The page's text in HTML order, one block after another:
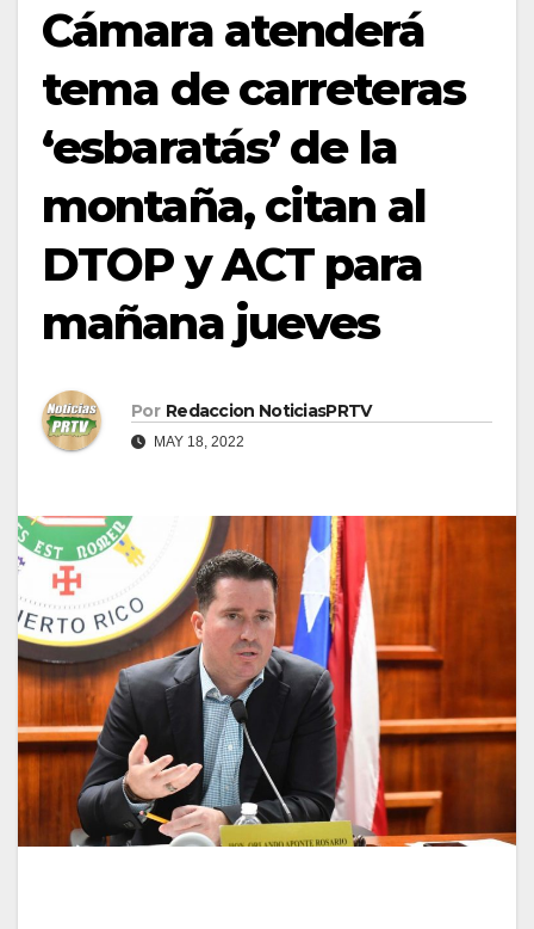
Cámara atenderá
tema de carreteras
‘esbaratás’ de la
montaña, citan al
DTOP y ACT para
mañana jueves
Por Redaccion NoticiasPRTV
MAY 18, 2022